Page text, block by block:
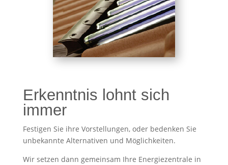
Erkenntnis lohnt sich
immer
Festigen Sie ihre Vorstellungen, oder bedenken Sie
unbekannte Alternativen und Möglichkeiten.
Wir setzen dann gemeinsam Ihre Energiezentrale in